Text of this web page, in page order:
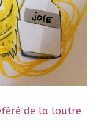
de la loutre